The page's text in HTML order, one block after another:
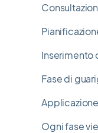
Inserimento
Fase di
Ogni fase